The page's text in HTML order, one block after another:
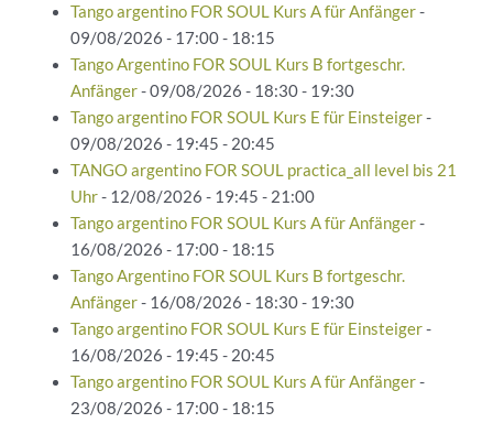
Tango argentino FOR SOUL Kurs A für Anfänger-
09/08/2026 - 17:00 - 18:15
Tango Argentino FOR SOUL Kurs B fortgeschr.
Anfänger- 09/08/2026 - 18:30 - 19:30
Tango argentino FOR SOUL Kurs E für Einsteiger-
09/08/2026 - 19:45 - 20:45
TANGO argentino FOR SOUL practica_all level bis 21
Uhr- 12/08/2026 - 19:45 - 21:00
Tango argentino FOR SOUL Kurs A für Anfänger-
16/08/2026 - 17:00 - 18:15
Tango Argentino FOR SOUL Kurs B fortgeschr.
Anfänger- 16/08/2026 - 18:30 - 19:30
Tango argentino FOR SOUL Kurs E für Einsteiger-
16/08/2026 - 19:45 - 20:45
Tango argentino FOR SOUL Kurs A für Anfänger-
23/08/2026 - 17:00 - 18:15